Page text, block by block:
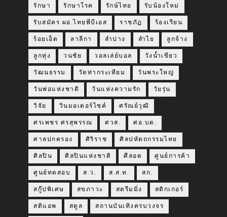
รักษา รักษาโรค รักษ์ไทย รับน้องใหม่
รับสมัคร ผอ.ไทยพีบีเอส ราชภัฏ ร้องเรียน
ร้อยเอ็ด ลาลีกา ลำปาง ลำไย ลูกจ้าง
ลูกทุ่ง วนชัย วอลเล่ย์บอล วังน้ำเขียว
วัฒนธรรม วัดท่ากระเทียม วันพระใหญ่
วันพ่อแห่งชาติ วันแห่งความรัก วัยรุ่น
วิจัย วินมอเตอร์ไซค์ ศรัณย์วุฒิ
ศรเพชร ศรสุพรรณ ศวส. ศอ.บต.
ศาลปกครอง ศิริราช ศิลปหัตถกรรมไทย
ศิลปิน ศิลปินแห่งชาติ ศีลอด ศูนย์การค้า
ศูนย์ทดสอบ ส.ว. ส.ส.ท. สก.
สกู๊ปพิเศษ สขภาวะ สตรีมมิ่ง สติกเกอร์
สติแอพ สตูล สถานบันเทิงครบวงจร